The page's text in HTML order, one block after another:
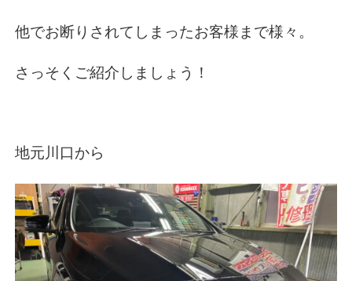
他でお断りされてしまったお客様まで様々。
さっそくご紹介しましょう！
地元川口から